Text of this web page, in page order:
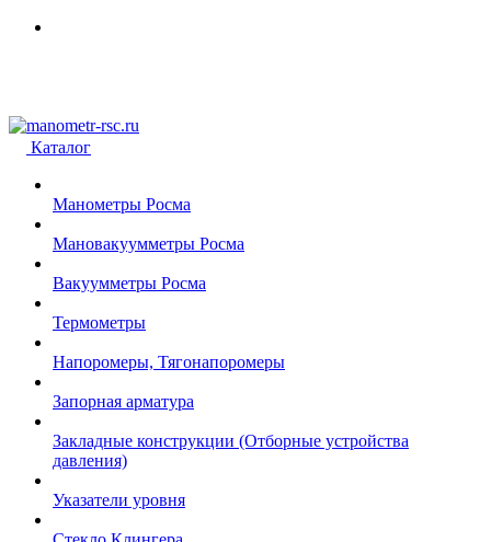
Каталог
Манометры Росма
Мановакуумметры Росма
Вакуумметры Росма
Термометры
Напоромеры, Тягонапоромеры
Запорная арматура
Закладные конструкции (Отборные устройства
давления)
Указатели уровня